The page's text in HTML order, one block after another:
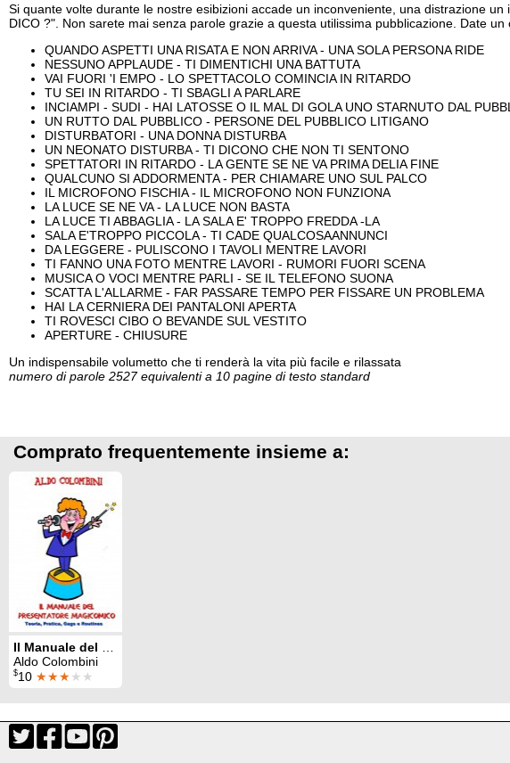
Si quante volte durante le nostre esibizioni accade un inconveniente, una distrazione
DICO ?". Non sarete mai senza parole grazie a questa utilissima pubblicazione. Date
QUANDO ASPETTI UNA RISATA E NON ARRIVA - UNA SOLA PERSONA RIDE
NESSUNO APPLAUDE - TI DIMENTICHI UNA BATTUTA
VAI FUORI 'I EMPO - LO SPETTACOLO COMINCIA IN RITARDO
TU SEI IN RITARDO - TI SBAGLI A PARLARE
INCIAMPI - SUDI - HAI LATOSSE O IL MAL DI GOLA UNO STARNUTO DAL
UN RUTTO DAL PUBBLICO - PERSONE DEL PUBBLICO LITIGANO
DISTURBATORI - UNA DONNA DISTURBA
UN NEONATO DISTURBA - TI DICONO CHE NON TI SENTONO
SPETTATORI IN RITARDO - LA GENTE SE NE VA PRIMA DELIA FINE
QUALCUNO SI ADDORMENTA - PER CHIAMARE UNO SUL PALCO
IL MICROFONO FISCHIA - IL MICROFONO NON FUNZIONA
LA LUCE SE NE VA - LA LUCE NON BASTA
LA LUCE TI ABBAGLIA - LA SALA E' TROPPO FREDDA -LA
SALA E'TROPPO PICCOLA - TI CADE QUALCOSAANNUNCI
DA LEGGERE - PULISCONO I TAVOLI MENTRE LAVORI
TI FANNO UNA FOTO MENTRE LAVORI - RUMORI FUORI SCENA
MUSICA O VOCI MENTRE PARLI - SE IL TELEFONO SUONA
SCATTA L'ALLARME - FAR PASSARE TEMPO PER FISSARE UN PROBLEMA
HAI LA CERNIERA DEI PANTALONI APERTA
TI ROVESCI CIBO O BEVANDE SUL VESTITO
APERTURE - CHIUSURE
Un indispensabile volumetto che ti renderà la vita più facile e rilassata
numero di parole 2527 equivalenti a 10 pagine di testo standard
Comprato frequentemente insieme a:
Aldo Colombini
$10 ★★★★★